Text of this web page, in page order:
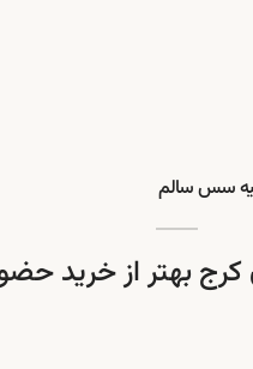
سس سالم
کرج بهتر از خرید